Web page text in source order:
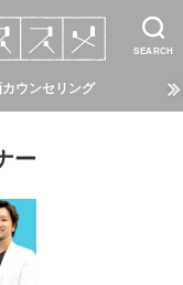
SEARCH
ウンセリング
ー